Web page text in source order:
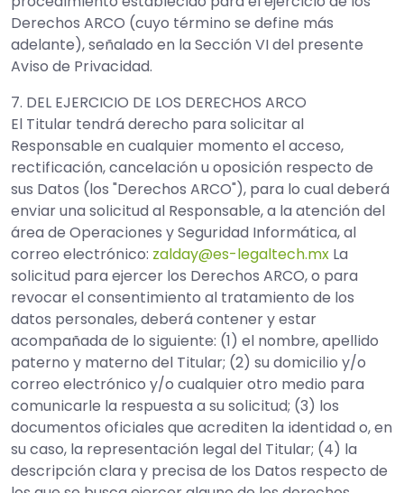
Derechos ARCO (cuyo término se define más
adelante), señalado en la Sección VI del presente
Aviso de Privacidad.
7. DEL EJERCICIO DE LOS DERECHOS ARCO
El Titular tendrá derecho para solicitar al
Responsable en cualquier momento el acceso,
rectificación, cancelación u oposición respecto de
sus Datos (los "Derechos ARCO"), para lo cual deberá
enviar una solicitud al Responsable, a la atención del
área de Operaciones y Seguridad Informática, al
correo electrónico: zalday@es-legaltech.mx La
solicitud para ejercer los Derechos ARCO, o para
revocar el consentimiento al tratamiento de los
datos personales, deberá contener y estar
acompañada de lo siguiente: (1) el nombre, apellido
paterno y materno del Titular; (2) su domicilio y/o
correo electrónico y/o cualquier otro medio para
comunicarle la respuesta a su solicitud; (3) los
documentos oficiales que acrediten la identidad o, en
su caso, la representación legal del Titular; (4) la
descripción clara y precisa de los Datos respecto de